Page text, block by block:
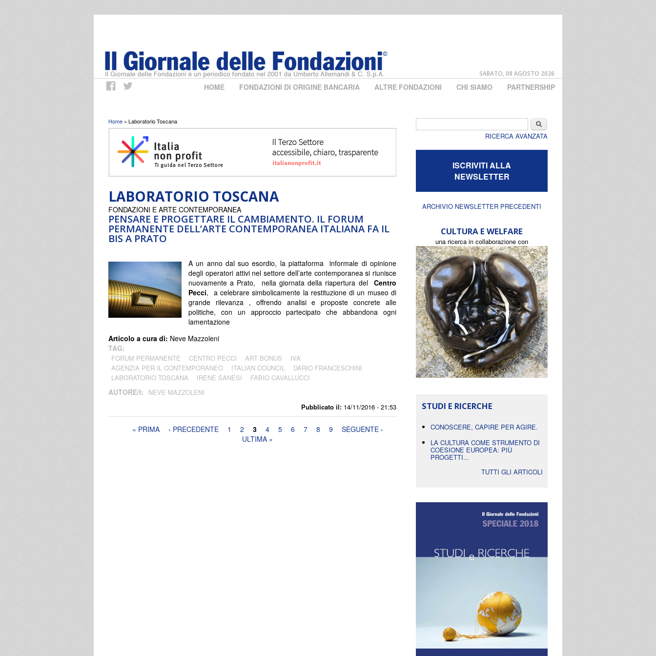
SABATO, 08 AGOSTO 2026
HOME FONDAZIONI DI ORIGINE BANCARIA ALTRE FONDAZIONI CHI SIAMO PARTNERSHIP
Tu sei qui
Home » Laboratorio Toscana
LABORATORIO TOSCANA
PENSARE E PROGETTARE IL CAMBIAMENTO. IL FORUM
PERMANENTE DELL’ARTE CONTEMPORANEA ITALIANA FA IL
BIS A PRATO
Pubblicato il: 14/11/2016 - 21:53
FONDAZIONI E ARTE CONTEMPORANEA
A un anno dal suo esordio, la piattaforma informale di opinione
degli operatori attivi nel settore dell’arte contemporanea si riunisce
nuovamente a Prato, nella giornata della riapertura del Centro
Pecci, a celebrare simbolicamente la restituzione di un museo di
grande rilevanza , offrendo analisi e proposte concrete alle
politiche, con un approccio partecipato che abbandona ogni
lamentazione
Articolo a cura di: Neve Mazzoleni
TAG:
FORUM PERMANENTE CENTRO PECCI ART BONUS
IVA
AGENZIA PER IL CONTEMPORANEO
ITALIAN COUNCIL
DARIO FRANCESCHINI
LABORATORIO TOSCANA
IRENE SANESI FABIO CAVALLUCCI
AUTORE/I: NEVE MAZZOLENI
Pagine« PRIMA ‹ PRECEDENTE 1 2 3 4 5 6 7 8 9
SEGUENTE ›
ULTIMA »
Cerca
RICERCA AVANZATA
ISCRIVITI ALLA
NEWSLETTER
ARCHIVIO NEWSLETTER PRECEDENTI
CULTURA E WELFARE
una ricerca in collaborazione con
STUDI E RICERCHE
CONOSCERE, CAPIRE PER AGIRE.
LA CULTURA COME STRUMENTO DI
COESIONE EUROPEA: PIÙ
PROGETTI...
TUTTI GLI ARTICOLI